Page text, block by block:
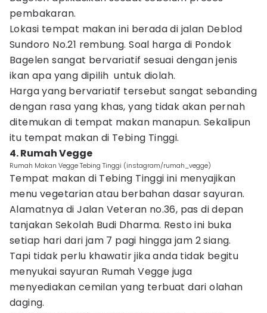
pembakaran.
Lokasi tempat makan ini berada di jalan Deblod
Sundoro No.21 rembung. Soal harga di Pondok
Bagelen sangat bervariatif sesuai dengan jenis
ikan apa yang dipilih untuk diolah.
Harga yang bervariatif tersebut sangat sebanding
dengan rasa yang khas, yang tidak akan pernah
ditemukan di tempat makan manapun. Sekalipun
itu tempat makan di Tebing Tinggi.
4. Rumah Vegge
Rumah Makan Vegge Tebing Tinggi (instagram/rumah_vegge)
Tempat makan di Tebing Tinggi ini menyajikan
menu vegetarian atau berbahan dasar sayuran.
Alamatnya di Jalan Veteran no.36, pas di depan
tanjakan Sekolah Budi Dharma. Resto ini buka
setiap hari dari jam 7 pagi hingga jam 2 siang.
Tapi tidak perlu khawatir jika anda tidak begitu
menyukai sayuran Rumah Vegge juga
menyediakan cemilan yang terbuat dari olahan
daging.